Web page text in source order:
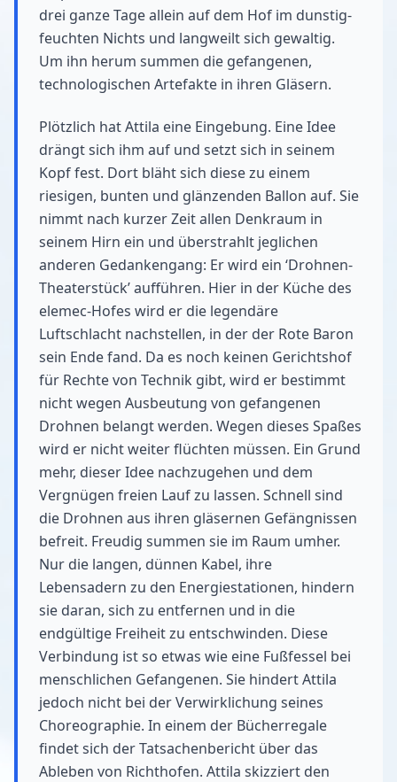
drei ganze Tage allein auf dem Hof im dunstig-
feuchten Nichts und langweilt sich gewaltig.
Um ihn herum summen die gefangenen,
technologischen Artefakte in ihren Gläsern.
Plötzlich hat Attila eine Eingebung. Eine Idee
drängt sich ihm auf und setzt sich in seinem
Kopf fest. Dort bläht sich diese zu einem
riesigen, bunten und glänzenden Ballon auf. Sie
nimmt nach kurzer Zeit allen Denkraum in
seinem Hirn ein und überstrahlt jeglichen
anderen Gedankengang: Er wird ein ‘Drohnen-
Theaterstück’ aufführen. Hier in der Küche des
elemec-Hofes wird er die legendäre
Luftschlacht nachstellen, in der der Rote Baron
sein Ende fand. Da es noch keinen Gerichtshof
für Rechte von Technik gibt, wird er bestimmt
nicht wegen Ausbeutung von gefangenen
Drohnen belangt werden. Wegen dieses Spaßes
wird er nicht weiter flüchten müssen. Ein Grund
mehr, dieser Idee nachzugehen und dem
Vergnügen freien Lauf zu lassen. Schnell sind
die Drohnen aus ihren gläsernen Gefängnissen
befreit. Freudig summen sie im Raum umher.
Nur die langen, dünnen Kabel, ihre
Lebensadern zu den Energiestationen, hindern
sie daran, sich zu entfernen und in die
endgültige Freiheit zu entschwinden. Diese
Verbindung ist so etwas wie eine Fußfessel bei
menschlichen Gefangenen. Sie hindert Attila
jedoch nicht bei der Verwirklichung seines
Choreographie. In einem der Bücherregale
findet sich der Tatsachenbericht über das
Ableben von Richthofen. Attila skizziert den